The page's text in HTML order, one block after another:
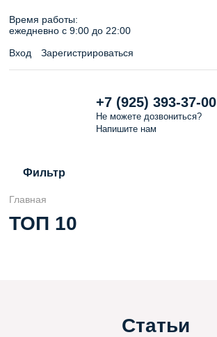
Время работы:
ежедневно c 9:00 до 22:00
Вход
Зарегистрироваться
+7 (925) 393-37-00
Не можете дозвониться?
Напишите нам
Фильтр
Главная
ТОП 10
Статьи